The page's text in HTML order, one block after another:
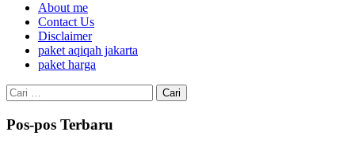
About me
Contact Us
Disclaimer
paket aqiqah jakarta
paket harga
Cari
untuk:
Pos-pos Terbaru